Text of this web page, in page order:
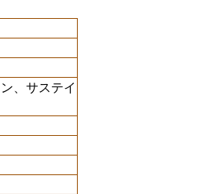
、サステイ